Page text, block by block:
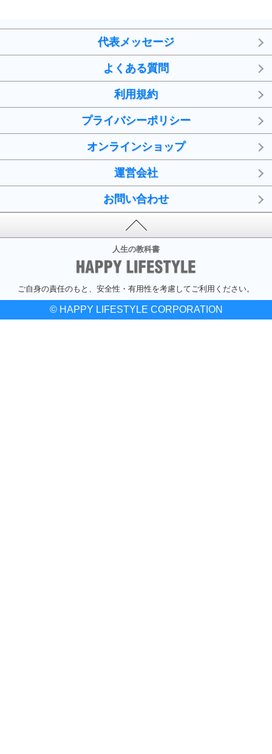
代表メッセージ
よくある質問
利用規約
プライバシーポリシー
オンラインショップ
運営会社
お問い合わせ
人生の教科書
ご自身の責任のもと、安全性・有用性を考慮してご利用ください。
© HAPPY LIFESTYLE CORPORATION